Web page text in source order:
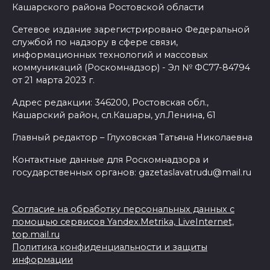
Кашарского района Ростовской области
Сетевое издание зарегистрировано Федеральной
службой по надзору в сфере связи,
информационных технологий и массовых
коммуникаций (Роскомнадзор) - Эл № ФС77-84794
от 21 марта 2023 г.
Адрес редакции: 346200, Ростовская обл.,
Кашарский район, сл.Кашары, ул.Ленина, 61
Главный редактор – Глуховская Татьяна Николаевна
Контактные данные для Роскомнадзора и
государственных органов: gazetaslavatrudu@mail.ru
Согласие на обработку персональных данных с
помощью сервисов Yandex.Metrika, LiveInternet,
top.mail.ru
Политика конфиденциальности и защиты
информации